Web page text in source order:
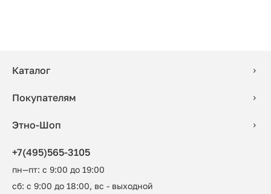
Каталог
Покупателям
Этно-Шоп
+7(495)565-3105
пн—пт: с 9:00 до 19:00
сб: с 9:00 до 18:00, вс - выходной